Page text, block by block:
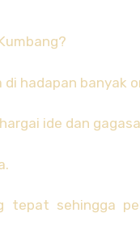
hadapan banyak
ide dan
tepat sehingga